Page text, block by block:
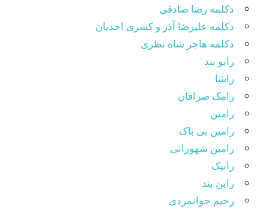
دکلمه رضا صادقی
دکلمه علیرضا آذر و کسری احدیان
دکلمه هاجر شاه نظری
رابو بند
راشا
رامک صرافان
رامین
رامین بی باک
رامین شهورانی
رانیک
راین بند
رحیم جوانمردی